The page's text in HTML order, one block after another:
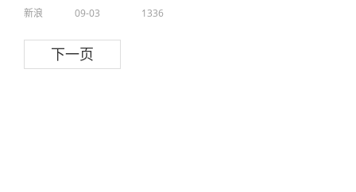
新浪 09-03 1336
下一页